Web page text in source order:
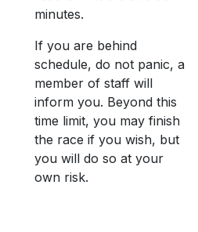
minutes.
If you are behind
schedule, do not panic, a
member of staff will
inform you. Beyond this
time limit, you may finish
the race if you wish, but
you will do so at your
own risk.